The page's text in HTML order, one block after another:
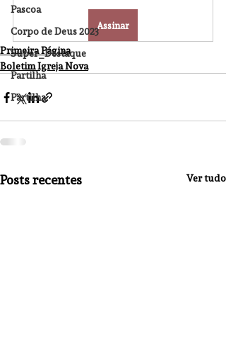
Pascoa
Corpo de Deus 2023
Super_Destaque
Partilha
Partilha
Assinar
Primeira Página
Boletim Igreja Nova
Posts recentes Ver tudo